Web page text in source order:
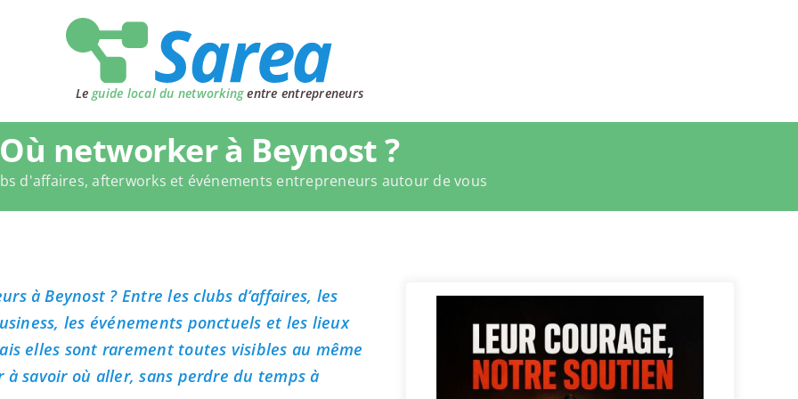
Le guide local du networkingentre entrepreneurs
Où networker à Beynost ?
d'affaires, afterworks et événements entrepreneurs autour de vous
à Beynost ? Entre les clubs d’affaires, les
les événements ponctuels et les lieux
elles sont rarement toutes visibles au même
savoir où aller, sans perdre du temps à